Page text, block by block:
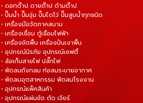
• ดอกต๊าป ดายต๊าป ด้ามต๊าป
• ปั๊มน้ำ ปั๊มจุ่ม ปั๊มไดโว่ ปั๊มสูบน้ำทุกชนิด
• เครื่องมือวัดภาคสนาม
• เครื่องเชื่อม ตู้เชื่อมไฟฟ้า
• เครื่องขัดพื้น เครื่องปั่นเงาพื้น
• อุปกรณ์นิรภัย อุปกรณ์เซฟตี้
• ล้อเก็บสายไฟ ปลั๊กไฟ
• พัดลมถังกลม ท่อลมระบายอากาศ
• พัดลมอุตสาหกรรม พัดลมโรงงาน
• อุปกรณ์แพ็คสินค้า
• อุปกรณ์แผ่นขัด ตัด เจียร์